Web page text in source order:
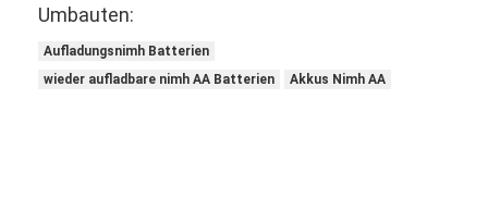
Umbauten:
Aufladungsnimh Batterien
wieder aufladbare nimh AA Batterien
Akkus Nimh AA